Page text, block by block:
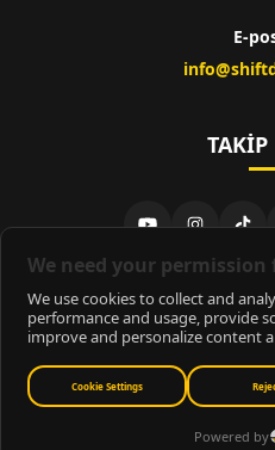
E-
TAKIP
© 2026ShiftDelete.Net
ShiftDelete.Net, İnternet